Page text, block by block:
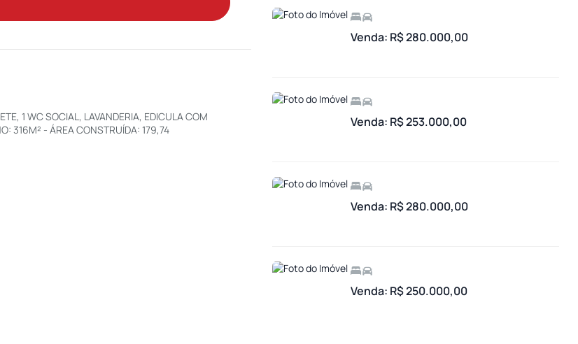
1 WC SOCIAL, LAVANDERIA, EDICULA COM
316M² - ÁREA CONSTRUÍDA: 179,74
Venda: R$ 280.000,00
Venda: R$ 253.000,00
Venda: R$ 280.000,00
Venda: R$ 250.000,00